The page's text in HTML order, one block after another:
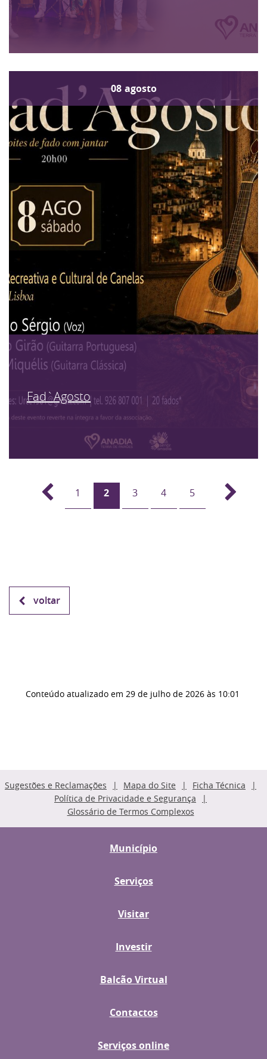
08 agosto
Fad`Agosto
1 2 3 4 5
voltar
Conteúdo atualizado em 29 de julho de 2026 às 10:01
Sugestões e Reclamações Mapa do Site
Ficha Técnica
Política de Privacidade e Segurança
Glossário de Termos Complexos
Município
Serviços
Visitar
Investir
Balcão Virtual
Contactos
Serviços online